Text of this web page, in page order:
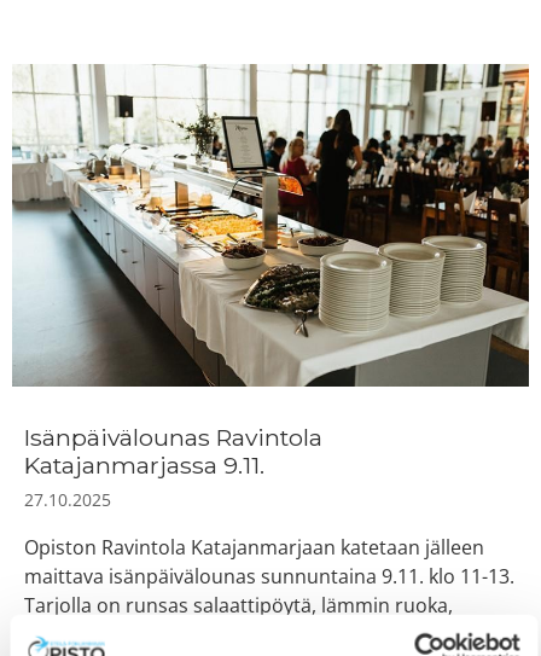
Isänpäivälounas Ravintola
Katajanmarjassa 9.11.
27.10.2025
Opiston Ravintola Katajanmarjaan katetaan jälleen
maittava isänpäivälounas sunnuntaina 9.11. klo 11-13.
Tarjolla on runsas salaattipöytä, lämmin ruoka,
juomat ja leivät sekä jälkiruoka ja kahvi. Alta näet koko